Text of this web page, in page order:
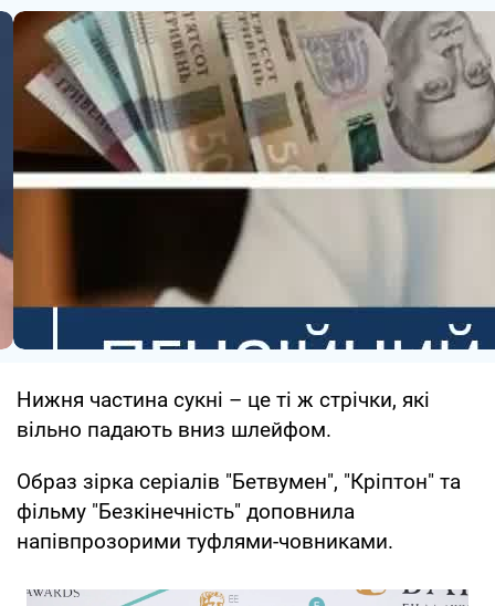
Нижня частина сукні – це ті ж стрічки, які
вільно падають вниз шлейфом.
Образ зірка серіалів "Бетвумен", "Кріптон" та
фільму "Безкінечність" доповнила
напівпрозорими туфлями-човниками.